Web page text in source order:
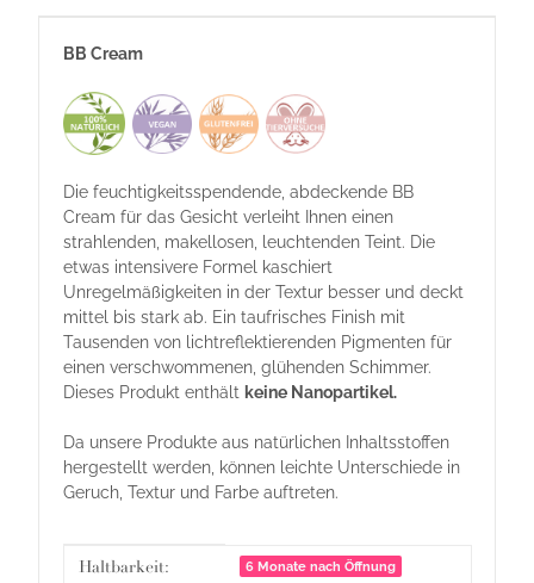
BB Cream
Die feuchtigkeitsspendende, abdeckende BB
Cream für das Gesicht verleiht Ihnen einen
strahlenden, makellosen, leuchtenden Teint. Die
etwas intensivere Formel kaschiert
Unregelmäßigkeiten in der Textur besser und deckt
mittel bis stark ab. Ein taufrisches Finish mit
Tausenden von lichtreflektierenden Pigmenten für
einen verschwommenen, glühenden Schimmer.
Dieses Produkt enthält keine Nanopartikel.
Da unsere Produkte aus natürlichen Inhaltsstoffen
hergestellt werden, können leichte Unterschiede in
Geruch, Textur und Farbe auftreten.
Produkteigenschaft
Wert
Haltbarkeit: 6 Monate nach Öffnung